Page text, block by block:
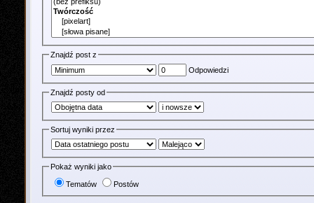
Znajdź post z
Odpowiedzi
Znajdź posty od
Sortuj wyniki przez
Pokaż wyniki jako
Tematów Postów